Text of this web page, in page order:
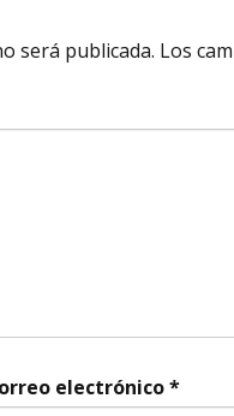
será publicada. Los
electrónico*